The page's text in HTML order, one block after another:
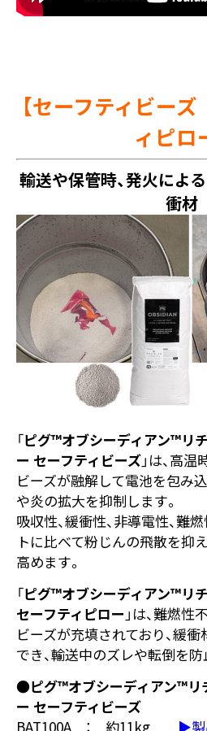
【セーフティビ
ィピロ
輸送や保管時、発火によ
衝材
「ピグ™オブシーディアン™リ
ー セーフティビーズ」は、高
ビーズが融解して電池を包み
や炎の拡大を抑制します。
吸収性、緩衝性、非導電性、難
トに比べて粉じんの飛散を抑
高めます。
「ピグ™オブシーディアン™リ
セーフティピロー 」は、難燃
ビーズが充填されており、緩
でき、輸送中のズレや転倒を防
●ピグ™オブシーディアン™リ
ー セーフティビーズ
BAT100A ： 約11kg ▶製